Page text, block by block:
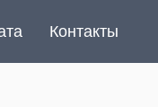
Контакты